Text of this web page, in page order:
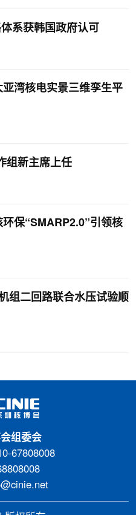
系获韩国政府认可
亚湾核电实景三维孪生平
组新主席上任
保“SMARP2.0”引领核
组二回路联合水压试验顺
组委会
67808008